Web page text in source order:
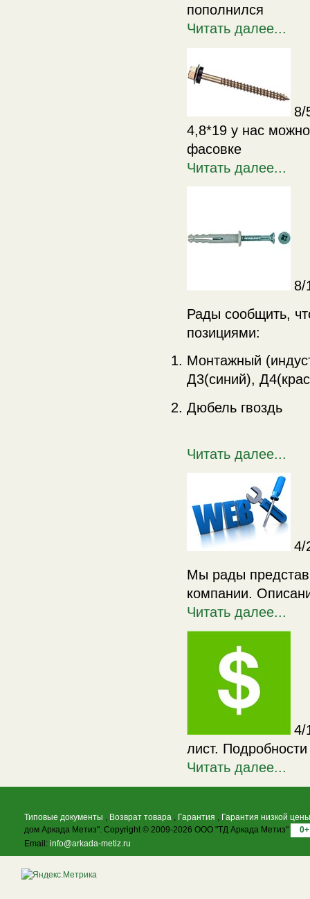
пополнился
Читать далее...
8/
4,8*19 у нас
фасовке
Читать далее...
8/
Рады сообщить,
позициями:
Монтажный
Д3(синий),
Дюбель гвоздь
Читать далее...
4/
Мы рады
компании.
Читать далее...
4/
лист.
Читать далее...
Типовые документы Возврат товара Гарантия
Гарантия низкой цены
дом Аркада Метиз". Copyright © 2009-2026 ООО "ТД Аркада Метиз"
0+
Email: info@arkada-metiz.ru